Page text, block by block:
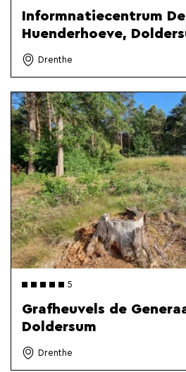
Informnatiecentrum De
Huenderhoeve,
Drenthe
5
Grafheuvels de
Doldersum
Drenthe